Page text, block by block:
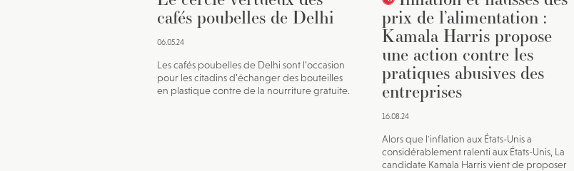
cafés poubelles de Delhi
06.05.24
Les cafés poubelles de Delhi sont l’occasion
pour les citadins d’échanger des bouteilles
en plastique contre de la nourriture gratuite.
prix de l’alimentation :
Kamala Harris propose
une action contre les
pratiques abusives des
entreprises
16.08.24
Alors que l'inflation aux États-Unis a
considérablement ralenti aux États-Unis, La
candidate Kamala Harris vient de proposer